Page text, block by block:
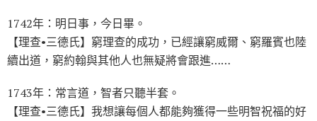
1742年：明日事，今日畢。
【理查•三德氏】窮理查的成功，已經讓窮威爾、窮羅賓也陸
續出道，窮約翰與其他人也無疑將會跟進……
1743年：常言道，智者只聽半套。
【理查•三德氏】我想讓每個人都能夠獲得一些明智祝福的好